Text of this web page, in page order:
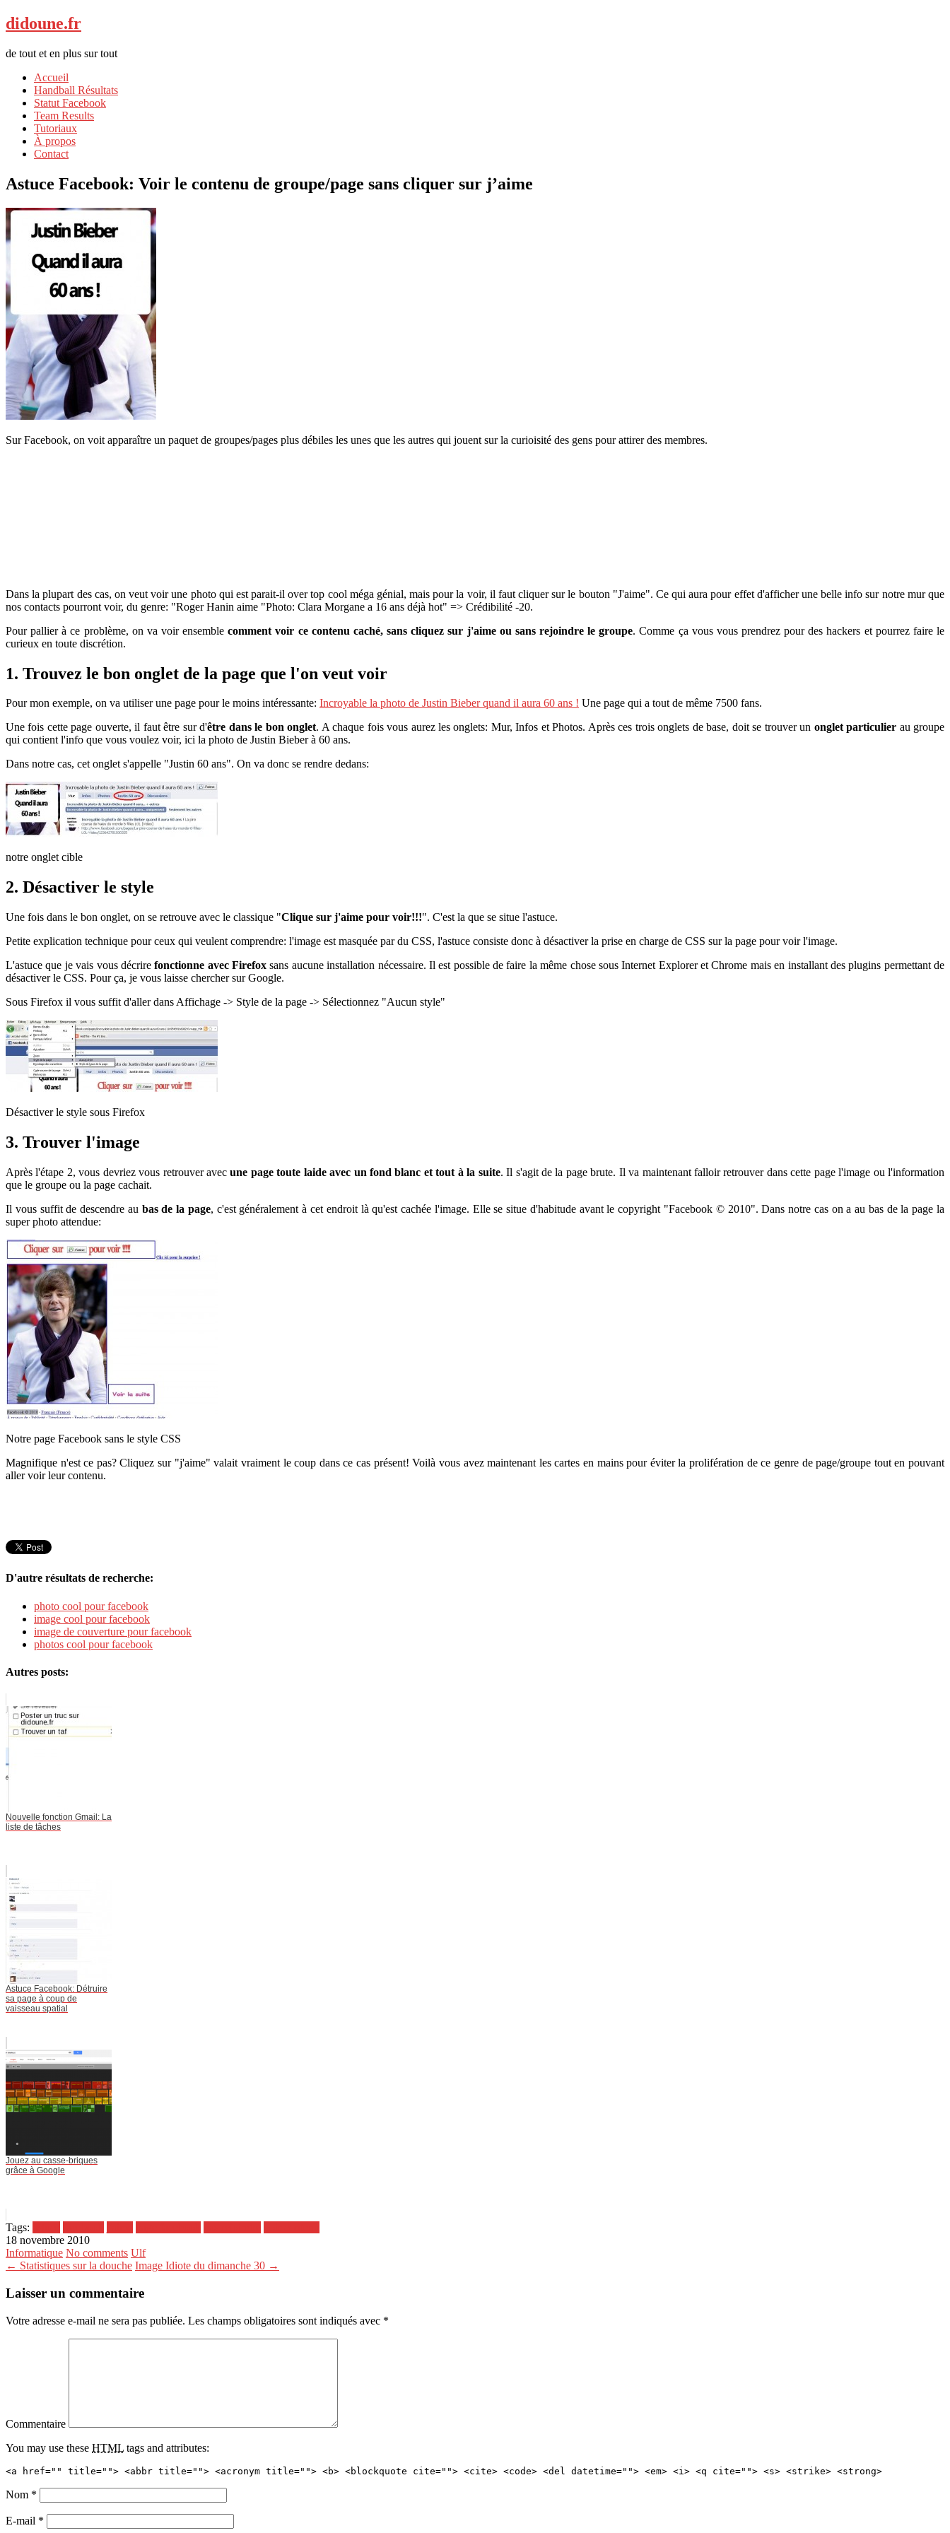
didoune.fr
de tout et en plus sur tout
Accueil
Handball Résultats
Statut Facebook
Team Results
Tutoriaux
À propos
Contact
Astuce Facebook: Voir le contenu de groupe/page sans cliquer sur j’aime
Sur Facebook, on voit apparaître un paquet de groupes/pages plus débiles les unes que les autres qui jouent sur la curioisité des gens pour attirer des membres.
Dans la plupart des cas, on veut voir une photo qui est parait-il over top cool méga génial, mais pour la voir, il faut cliquer sur le bouton "J'aime". Ce qui aura pour effet d'afficher une belle info sur notre mur que
nos contacts pourront voir, du genre: "Roger Hanin aime "Photo: Clara Morgane a 16 ans déjà hot" => Crédibilité -20.
Pour pallier à ce problème, on va voir ensemblecomment voir ce contenu caché, sans cliquez sur j'aime ou sans rejoindre le groupe. Comme ça vous vous prendrez pour des hackers et pourrez faire le
curieux en toute discrétion.
1. Trouvez le bon onglet de la page que l'on veut voir
Pour mon exemple, on va utiliser une page pour le moins intéressante: Incroyable la photo de Justin Bieber quand il aura 60 ans ! Une page qui a tout de même 7500 fans.
Une fois cette page ouverte, il faut être sur d'être dans le bon onglet. A chaque fois vous aurez les onglets: Mur, Infos et Photos. Après ces trois onglets de base, doit se trouver un onglet particulier au groupe
qui contient l'info que vous voulez voir, ici la photo de Justin Bieber à 60 ans.
Dans notre cas, cet onglet s'appelle "Justin 60 ans". On va donc se rendre dedans:
notre onglet cible
2. Désactiver le style
Une fois dans le bon onglet, on se retrouve avec le classique "Clique sur j'aime pour voir!!!". C'est la que se situe l'astuce.
Petite explication technique pour ceux qui veulent comprendre: l'image est masquée par du CSS, l'astuce consiste donc à désactiver la prise en charge de CSS sur la page pour voir l'image.
L'astuce que je vais vous décrirefonctionne avec Firefox sans aucune installation nécessaire. Il est possible de faire la même chose sous Internet Explorer et Chrome mais en installant des plugins permettant de
désactiver le CSS. Pour ça, je vous laisse chercher sur Google.
Sous Firefox il vous suffit d'aller dans Affichage -> Style de la page -> Sélectionnez "Aucun style"
Désactiver le style sous Firefox
3. Trouver l'image
Après l'étape 2, vous devriez vous retrouver avecune page toute laide avec un fond blanc et tout à la suite. Il s'agit de la page brute. Il va maintenant falloir retrouver dans cette page l'image ou l'information
que le groupe ou la page cachait.
Il vous suffit de descendre au bas de la page, c'est généralement à cet endroit là qu'est cachée l'image. Elle se situe d'habitude avant le copyright "Facebook © 2010". Dans notre cas on a au bas de la page la
super photo attendue:
Notre page Facebook sans le style CSS
Magnifique n'est ce pas? Cliquez sur "j'aime" valait vraiment le coup dans ce cas présent! Voilà vous avez maintenant les cartes en mains pour éviter la prolifération de ce genre de page/groupe tout en pouvant
aller voir leur contenu.
D'autre résultats de recherche:
photo cool pour facebook
image cool pour facebook
image de couverture pour facebook
photos cool pour facebook
Autres posts:
Nouvelle fonction Gmail: La
liste de tâches
Astuce Facebook: Détruire
sa page à coup de
vaisseau spatial
Jouez au casse-briques
grâce à Google
Tags:
18 novembre 2010
Informatique No comments Ulf
← Statistiques sur la douche Image Idiote du dimanche 30 →
Laisser un commentaire
Votre adresse e-mail ne sera pas publiée. Les champs obligatoires sont indiqués avec *
Commentaire
You may use these HTML tags and attributes:
<a href="" title=""> <abbr title=""> <acronym title=""> <b> <blockquote cite=""> <cite> <code> <del datetime=""> <em> <i> <q cite=""> <s> <strike> <strong>
Nom *
E-mail *